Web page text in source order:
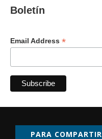
Boletín
Email Address *
PARA COMPARTIR